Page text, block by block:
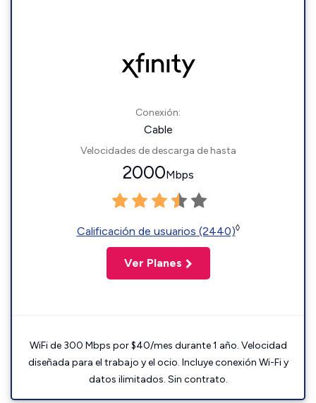
Conexión:
Cable
Velocidades de descarga de hasta
2000Mbps
Calificación de usuarios (2440)◊
Ver Planes
WiFi de 300 Mbps por $40/mes durante 1 año. Velocidad
diseñada para el trabajo y el ocio. Incluye conexión Wi-Fi y
datos ilimitados. Sin contrato.